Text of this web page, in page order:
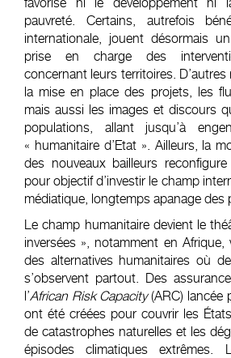
pauvreté. Certains, autrefois
internationale, jouent désormais
prise en charge des
concernant leurs territoires.
la mise en place des projets, les
mais aussi les images et discours
populations, allant jusqu’à
« humanitaire d’Etat ». Ailleurs, la
des nouveaux bailleurs
pour objectif d’investir le champ
médiatique, longtemps apanage des
Le champ humanitaire devient le
inversées », notamment en Afrique,
des alternatives humanitaires où
s’observent partout. Des
l’African Risk Capacity(ARC) lancée
ont été créées pour couvrir les
de catastrophes naturelles et les
épisodes climatiques extrêmes.